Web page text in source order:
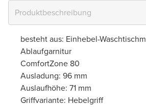
besteht aus: Einhebel-
Ablaufgarnitur
ComfortZone 80
Ausladung: 96 mm
Auslaufhöhe: 71 mm
Griffvariante: Hebelgriff